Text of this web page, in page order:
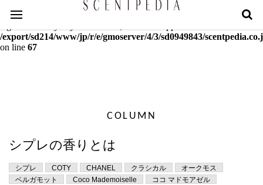
Warning
: mcrypt_decrypt(): Key of size 18 not supported by this
/export/sd214/www/jp/r/e/gmoserver/4/3/sd0949843/
on line 67
COLUMN
シプレの香りとは
シプレ COTY CHANEL クラシカル
オークモス
ベルガモット
Coco Mademoiselle ココ マドモアゼル